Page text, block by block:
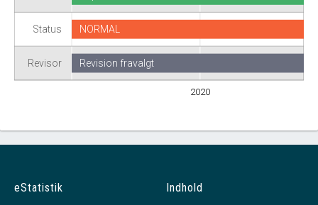
Status
Revisor
2020
NORMAL
Revision fravalgt
eStatistik Indhold